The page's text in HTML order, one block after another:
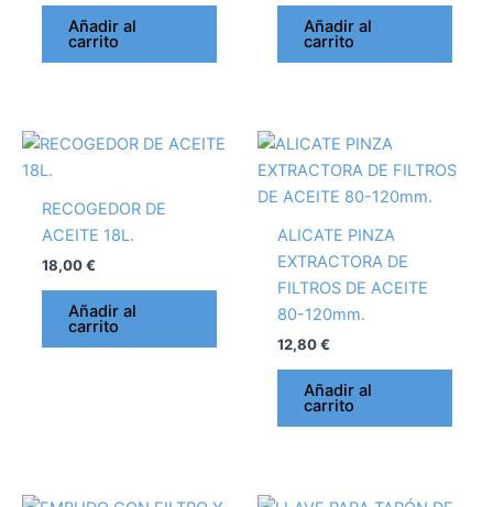
Añadir al
carrito
Añadir al
carrito
RECOGEDOR DE
ACEITE 18L.
18,00€
Añadir al
carrito
ALICATE PINZA
EXTRACTORA DE
FILTROS DE ACEITE
80-120mm.
12,80€
Añadir al
carrito